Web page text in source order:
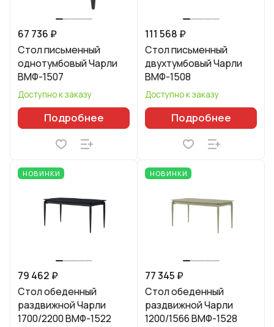
67 736 ₽
Стол письменный
однотумбовый Чарли
ВМФ-1507
Доступно к заказу
Подробнее
111 568 ₽
Стол письменный
двухтумбовый Чарли
ВМФ-1508
Доступно к заказу
Подробнее
НОВИНКИ
79 462 ₽
Стол обеденный
раздвижной Чарли
1700/2200 ВМФ-1522
НОВИНКИ
77 345 ₽
Стол обеденный
раздвижной Чарли
1200/1566 ВМФ-1528